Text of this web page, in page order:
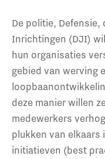
De politie,
Inrichtingen (DJI)
hun organisaties
gebied van werving
deze manier willen
medewerkers
plukken van elkaars
initiatieven (best